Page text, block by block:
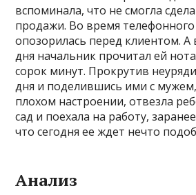
вспоминала, что не смогла
продажи. Во время телефонного
опозорилась перед клиентом. А
дня начальник прочитал ей
сорок минут. Прокрутив
дня и поделившись ими с
плохом настроении, отвезла
сад и поехала на работу,
что сегодня ее ждет нечто
Анализ